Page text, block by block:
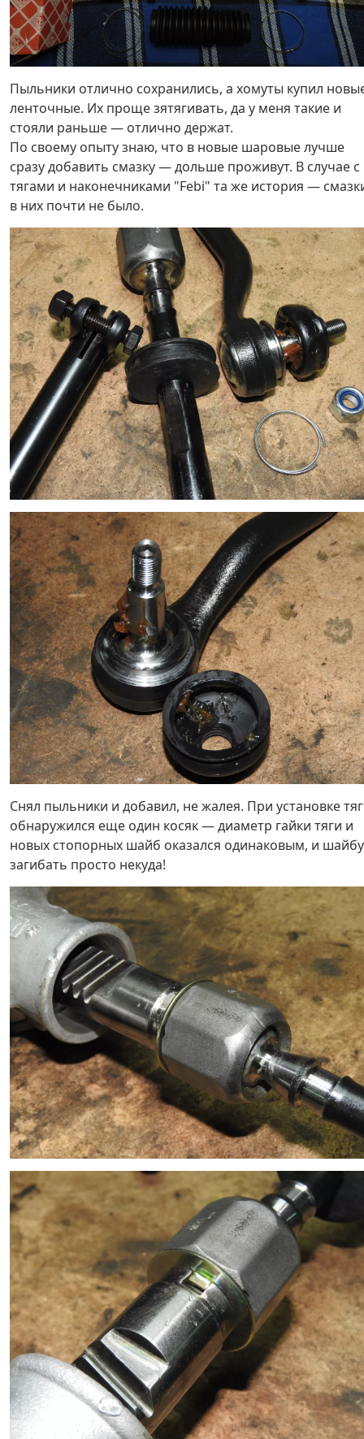
Пыльники отлично сохранились, а хомуты купил
ленточные. Их проще зятягивать, да у меня такие и
стояли раньше — отлично держат.
По своему опыту знаю, что в новые шаровые лучше
сразу добавить смазку — дольше проживут. В случае с
тягами и наконечниками "Febi" та же история —
в них почти не было.
Снял пыльники и добавил, не жалея. При установке
обнаружился еще один косяк — диаметр гайки тяги и
новых стопорных шайб оказался одинаковым, и шайбу
загибать просто некуда!